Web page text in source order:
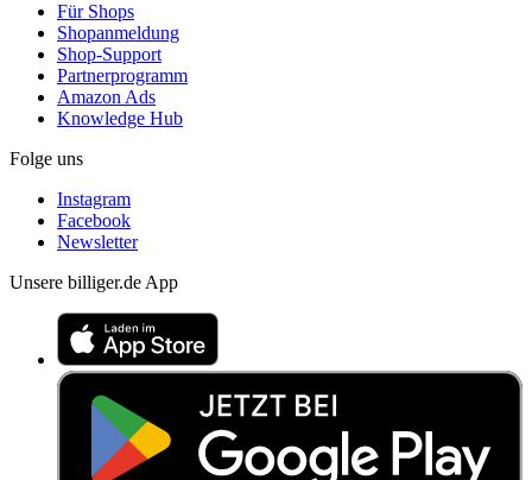
Für Shops
Shopanmeldung
Shop-Support
Partnerprogramm
Amazon Ads
Knowledge Hub
Folge uns
Instagram
Facebook
Newsletter
Unsere billiger.de App